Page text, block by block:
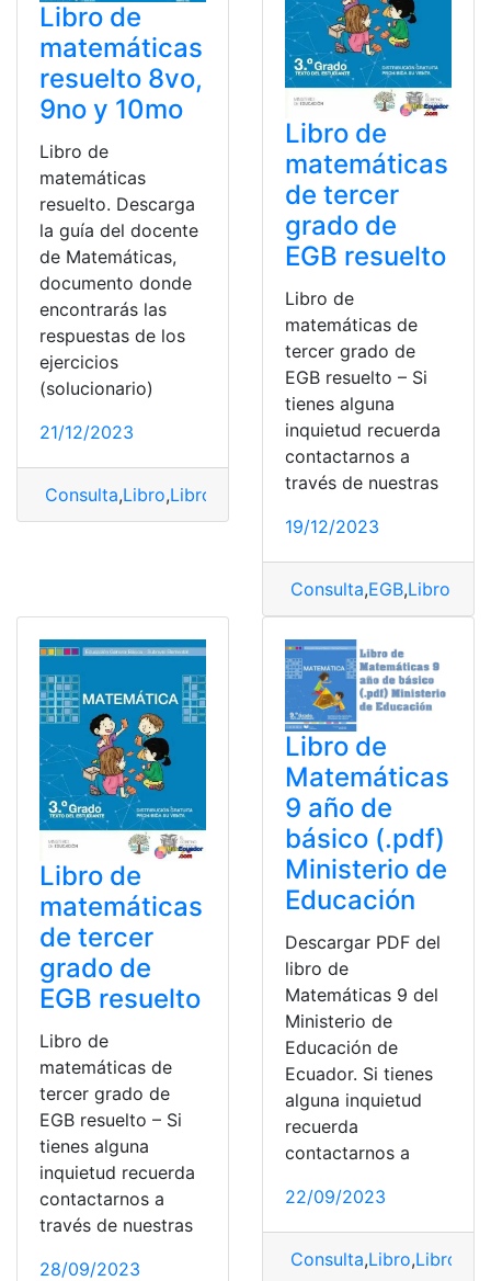
Libro de
matemáticas
resuelto 8vo,
9no y 10mo
Libro de
matemáticas
resuelto. Descarga
la guía del docente
de Matemáticas,
documento donde
encontrarás las
respuestas de los
ejercicios
(solucionario)
21/12/2023
Consulta,Libro,Libro de matemáticas,Matemáticas
Libro de
matemáticas
de tercer
grado de
EGB resuelto
Libro de
matemáticas de
tercer grado de
EGB resuelto – Si
tienes alguna
inquietud recuerda
contactarnos a
través de nuestras
19/12/2023
Consulta,EGB,Libro
Libro de
matemáticas
de tercer
grado de
EGB resuelto
Libro de
matemáticas de
tercer grado de
EGB resuelto – Si
tienes alguna
inquietud recuerda
contactarnos a
través de nuestras
28/09/2023
Libro de
Matemáticas
9 año de
básico (.pdf)
Ministerio de
Educación
Descargar PDF del
libro de
Matemáticas 9 del
Ministerio de
Educación de
Ecuador. Si tienes
alguna inquietud
recuerda
contactarnos a
22/09/2023
Consulta,Libro,Libro de